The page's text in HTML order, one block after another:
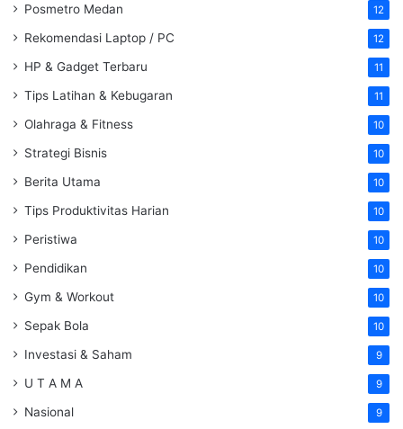
Posmetro Medan 12
Rekomendasi Laptop / PC 12
HP & Gadget Terbaru 11
Tips Latihan & Kebugaran 11
Olahraga & Fitness 10
Strategi Bisnis 10
Berita Utama 10
Tips Produktivitas Harian 10
Peristiwa 10
Pendidikan 10
Gym & Workout 10
Sepak Bola 10
Investasi & Saham 9
U T A M A 9
Nasional 9